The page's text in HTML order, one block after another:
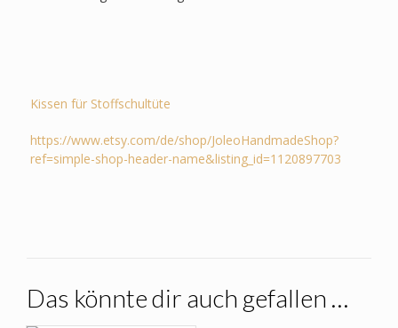
Kissen für Stoffschultüte
https://www.etsy.com/de/shop/JoleoHandmadeShop?
ref=simple-shop-header-name&listing_id=1120897703
Das könnte dir auch gefallen …